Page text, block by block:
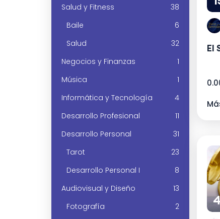
Salud y Fitness
38
Baile
6
Salud
32
Negocios y Finanzas
1
Música
1
Informática y Tecnología
4
Desarrollo Profesional
11
Desarrollo Personal
31
Tarot
23
Desarrollo Personal I
8
Audiovisual y Diseño
13
Fotografía
2
El